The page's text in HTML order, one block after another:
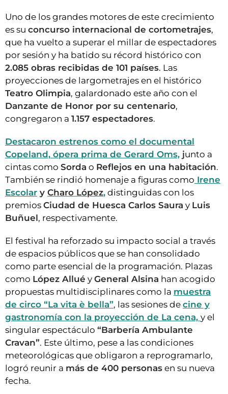
Uno de los grandes motores de este crecimiento
es su concurso internacional de cortometrajes,
que ha vuelto a superar el millar de espectadores
por sesión y ha batido su récord histórico con
2.085 obras recibidas de 101 países. Las
proyecciones de largometrajes en el histórico
Teatro Olimpia, galardonado este año con el
Danzante de Honor por su centenario,
congregaron a 1.157 espectadores.
Destacaron estrenos como el documental
Copeland, ópera prima de Gerard Oms, junto a
cintas como Sorda o Reflejos en una habitación.
También se rindió homenaje a figuras como Irene
Escolar y Charo López, distinguidas con los
premios Ciudad de Huesca Carlos Saura y Luis
Buñuel, respectivamente.
El festival ha reforzado su impacto social a través
de espacios públicos que se han consolidado
como parte esencial de la programación. Plazas
como López Allué y General Alsina han acogido
propuestas multidisciplinares como la muestra
de circo “La vita è bella”, las sesiones de cine y
gastronomía con la proyección de La cena, y el
singular espectáculo “Barbería Ambulante
Cravan”. Este último, pese a las condiciones
meteorológicas que obligaron a reprogramarlo,
logró reunir a más de 400 personas en su nueva
fecha.